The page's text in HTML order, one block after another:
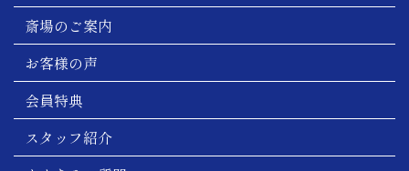
斎場のご案内
お客様の声
会員特典
スタッフ紹介